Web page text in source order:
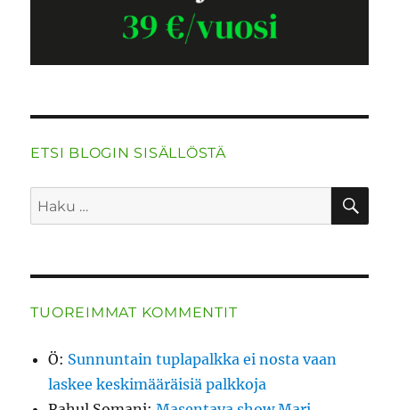
ETSI BLOGIN SISÄLLÖSTÄ
Etsi:
TUOREIMMAT KOMMENTIT
Ö: Sunnuntain tuplapalkka ei nosta vaan
laskee keskimääräisiä palkkoja